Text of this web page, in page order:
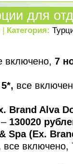
для
| Категория:
включено, 7
все
Brand Alva
130020
Spa (Ex.
все